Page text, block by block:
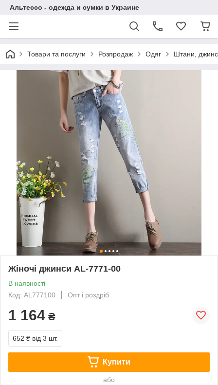
Альтессо - одежда и сумки в Украине
Товари та послуги Розпродаж Одяг Штани,
Жіночі джинси AL-7771-00
В наявності
Код: AL777100
Опт і роздріб
1 164 ₴
652 ₴ від 3 шт.
Купити
або